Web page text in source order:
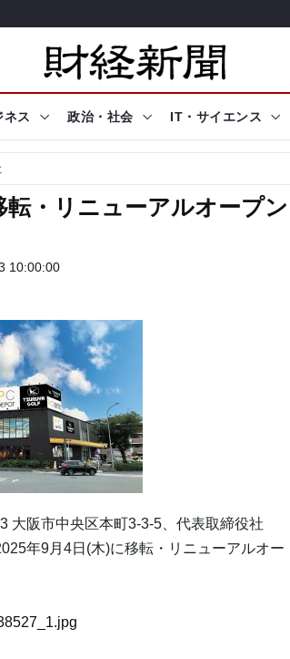
ネス 政治・社会 IT・サイエンス
・リニューアルオープン
10:00:00
大阪市中央区本町3-3-5、代表取締役社
年9月4日(木)に移転・リニューアルオー